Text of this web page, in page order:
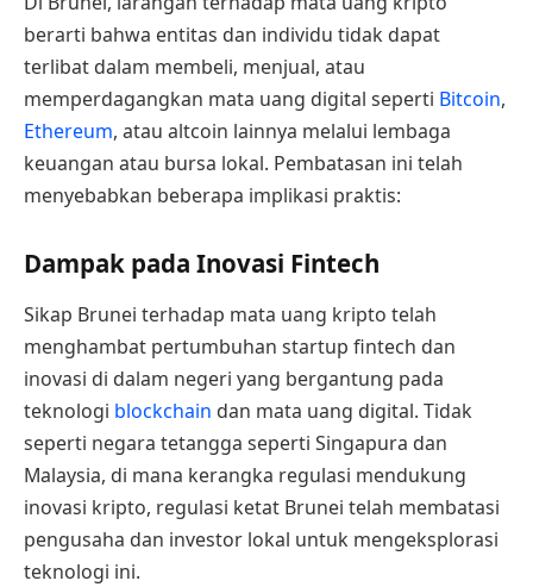
berarti bahwa entitas dan individu tidak dapat
terlibat dalam membeli, menjual, atau
memperdagangkan mata uang digital seperti Bitcoin,
Ethereum, atau altcoin lainnya melalui lembaga
keuangan atau bursa lokal. Pembatasan ini telah
menyebabkan beberapa implikasi praktis:
Dampak pada Inovasi Fintech
Sikap Brunei terhadap mata uang kripto telah
menghambat pertumbuhan startup fintech dan
inovasi di dalam negeri yang bergantung pada
teknologi blockchain dan mata uang digital. Tidak
seperti negara tetangga seperti Singapura dan
Malaysia, di mana kerangka regulasi mendukung
inovasi kripto, regulasi ketat Brunei telah membatasi
pengusaha dan investor lokal untuk mengeksplorasi
teknologi ini.